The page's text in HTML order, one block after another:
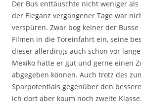
Der Bus enttäuschte nicht weniger als
der Eleganz vergangener Tage war
verspüren. Zwar bog keiner der
Filmen in die Toreinfahrt ein, seine
dieser allerdings auch schon vor
Mexiko hätte er gut und gerne einen
abgegeben können. Auch trotz des
Sparpotentials gegenüber den
ich dort aber kaum noch zweite